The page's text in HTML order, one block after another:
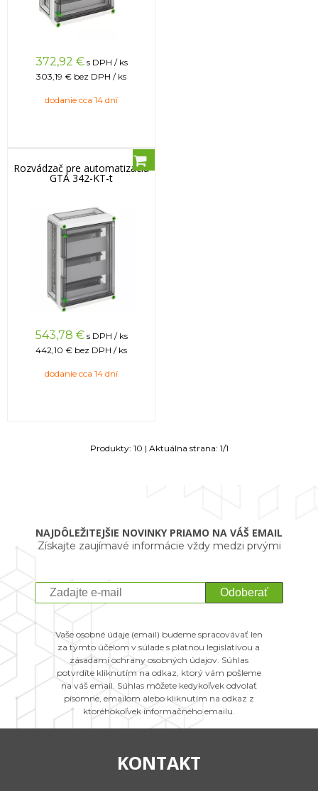
372,92 € s DPH / ks
303,19 € bez DPH / ks
dodanie cca 14 dní
Rozvádzač pre automatizáciu
GTA 342-KT-t
543,78 € s DPH / ks
442,10 € bez DPH / ks
dodanie cca 14 dní
Produkty: 10 | Aktuálna strana: 1/1
NAJDÔLEŽITEJŠIE NOVINKY PRIAMO NA VÁŠ EMAIL
Získajte zaujímavé informácie vždy medzi prvými
Odoberať
Vaše osobné údaje (email) budeme spracovávať len
za týmto účelom v súlade s platnou legislatívou a
zásadami ochrany osobných údajov. Súhlas
potvrdíte kliknutím na odkaz, ktorý vám pošleme
na váš email. Súhlas môžete kedykoľvek odvolať
písomne, emailom alebo kliknutím na odkaz z
ktoréhokoľvek informačného emailu.
KONTAKT